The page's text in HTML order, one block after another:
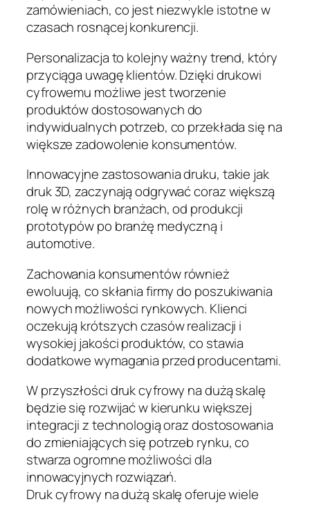
zamówieniach, co jest niezwykle istotne w
czasach rosnącej konkurencji.
Personalizacja to kolejny ważny trend, który
przyciąga uwagę klientów. Dzięki drukowi
cyfrowemu możliwe jest tworzenie
produktów dostosowanych do
indywidualnych potrzeb, co przekłada się na
większe zadowolenie konsumentów.
Innowacyjne zastosowania druku, takie jak
druk 3D, zaczynają odgrywać coraz większą
rolę w różnych branżach, od produkcji
prototypów po branżę medyczną i
automotive.
Zachowania konsumentów również
ewoluują, co skłania firmy do poszukiwania
nowych możliwości rynkowych. Klienci
oczekują krótszych czasów realizacji i
wysokiej jakości produktów, co stawia
dodatkowe wymagania przed producentami.
W przyszłości druk cyfrowy na dużą skalę
będzie się rozwijać w kierunku większej
integracji z technologią oraz dostosowania
do zmieniających się potrzeb rynku, co
stwarza ogromne możliwości dla
innowacyjnych rozwiązań.
Druk cyfrowy na dużą skalę oferuje wiele